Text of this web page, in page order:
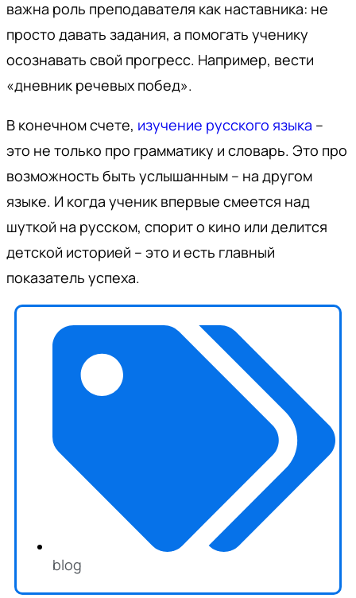
важна роль преподавателя как наставника: не
просто давать задания, а помогать ученику
осознавать свой прогресс. Например, вести
«дневник речевых побед».
В конечном счете, изучение русского языка –
это не только про грамматику и словарь. Это про
возможность быть услышанным – на другом
языке. И когда ученик впервые смеется над
шуткой на русском, спорит о кино или делится
детской историей – это и есть главный
показатель успеха.
blog